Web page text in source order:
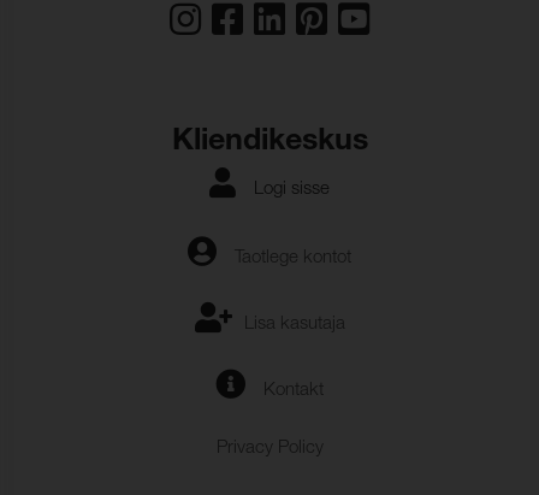
Kliendikeskus
Logi sisse
Taotlege kontot
Lisa kasutaja
Kontakt
Privacy Policy